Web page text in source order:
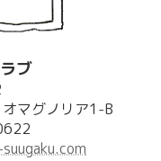
ブ
マグノリア1-B